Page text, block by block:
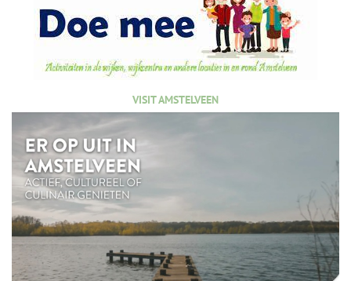
VISIT AMSTELVEEN